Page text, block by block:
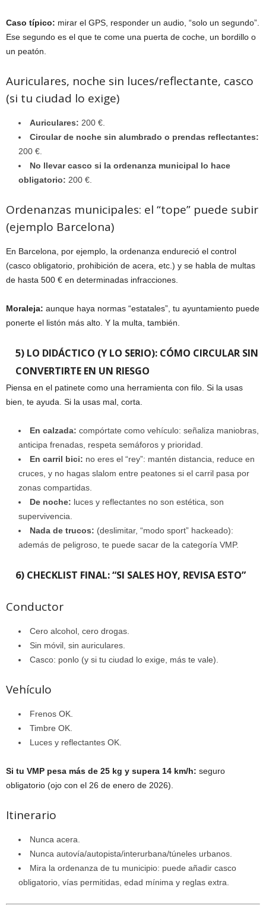
Caso típico: mirar el GPS, responder un audio, “solo un segundo”.
Ese segundo es el que te come una puerta de coche, un bordillo o
un peatón.
Auriculares, noche sin luces/reflectante, casco
(si tu ciudad lo exige)
Auriculares: 200 €.
Circular de noche sin alumbrado o prendas reflectantes:
200 €.
No llevar casco si la ordenanza municipal lo hace
obligatorio: 200 €.
Ordenanzas municipales: el “tope” puede subir
(ejemplo Barcelona)
En Barcelona, por ejemplo, la ordenanza endureció el control
(casco obligatorio, prohibición de acera, etc.) y se habla de multas
de hasta 500 € en determinadas infracciones.
Moraleja: aunque haya normas “estatales”, tu ayuntamiento puede
ponerte el listón más alto. Y la multa, también.
5) LO DIDÁCTICO (Y LO SERIO): CÓMO CIRCULAR SIN
CONVERTIRTE EN UN RIESGO
Piensa en el patinete como una herramienta con filo. Si la usas
bien, te ayuda. Si la usas mal, corta.
En calzada: compórtate como vehículo: señaliza maniobras,
anticipa frenadas, respeta semáforos y prioridad.
En carril bici: no eres el “rey”: mantén distancia, reduce en
cruces, y no hagas slalom entre peatones si el carril pasa por
zonas compartidas.
De noche: luces y reflectantes no son estética, son
supervivencia.
Nada de trucos: (deslimitar, “modo sport” hackeado):
además de peligroso, te puede sacar de la categoría VMP.
6) CHECKLIST FINAL: “SI SALES HOY, REVISA ESTO”
Conductor
Cero alcohol, cero drogas.
Sin móvil, sin auriculares.
Casco: ponlo (y si tu ciudad lo exige, más te vale).
Vehículo
Frenos OK.
Timbre OK.
Luces y reflectantes OK.
Si tu VMP pesa más de 25 kg y supera 14 km/h: seguro
obligatorio (ojo con el 26 de enero de 2026).
Itinerario
Nunca acera.
Nunca autovía/autopista/interurbana/túneles urbanos.
Mira la ordenanza de tu municipio: puede añadir casco
obligatorio, vías permitidas, edad mínima y reglas extra.